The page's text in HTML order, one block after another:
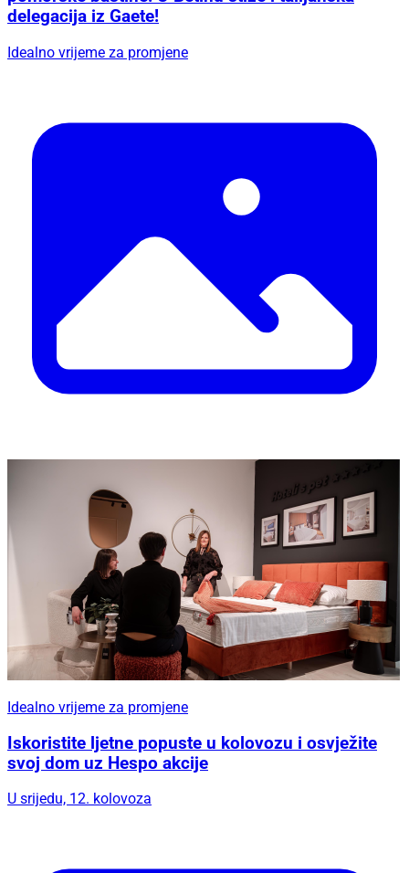
delegacija iz Gaete!
Idealno vrijeme za promjene
Idealno vrijeme za promjene
Iskoristite ljetne popuste u kolovozu i osvježite
svoj dom uz Hespo akcije
U srijedu, 12. kolovoza